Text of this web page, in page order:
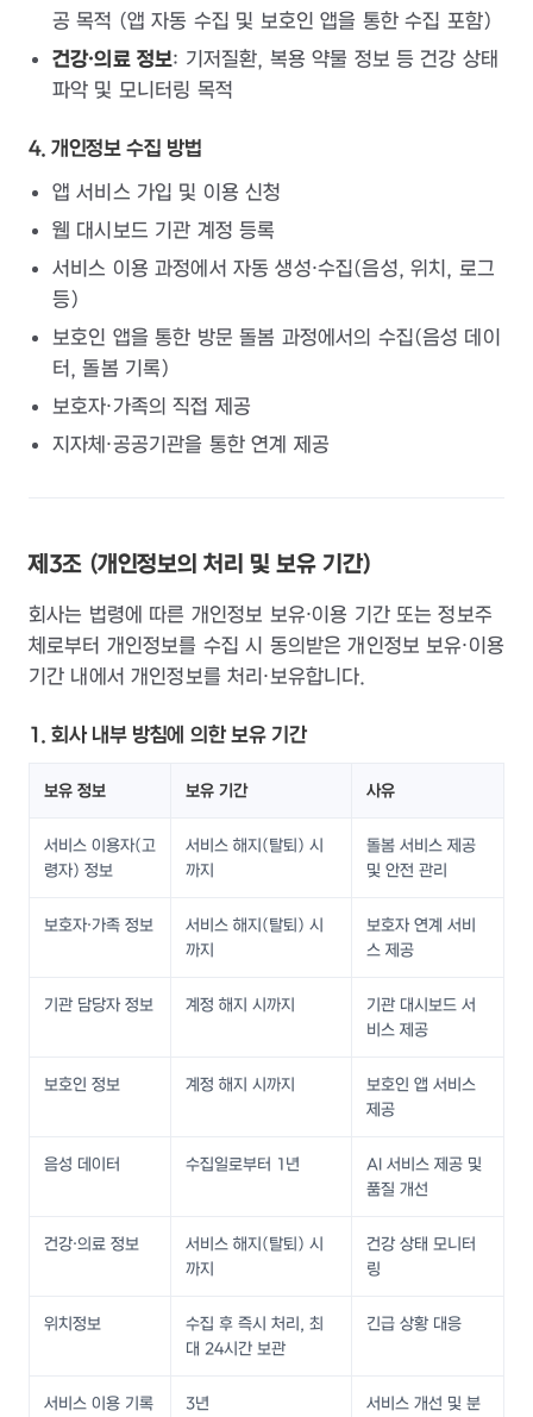
공 목적 (앱 자동 수집 및 보호인 앱을 통한 수집 포함)
건강·의료 정보: 기저질환, 복용 약물 정보 등 건강 상태
파악 및 모니터링 목적
4. 개인정보 수집 방법
앱 서비스 가입 및 이용 신청
웹 대시보드 기관 계정 등록
서비스 이용 과정에서 자동 생성·수집(음성, 위치, 로그
등)
보호인 앱을 통한 방문 돌봄 과정에서의 수집(음성 데이
터, 돌봄 기록)
보호자·가족의 직접 제공
지자체·공공기관을 통한 연계 제공
제3조 (개인정보의 처리 및 보유 기간)
회사는 법령에 따른 개인정보 보유·이용 기간 또는 정보주
체로부터 개인정보를 수집 시 동의받은 개인정보 보유·이용
기간 내에서 개인정보를 처리·보유합니다.
1. 회사 내부 방침에 의한 보유 기간
보유 정보 보유 기간 사유
서비스 이용자(고
령자) 정보
서비스 해지(탈퇴) 시
까지
돌봄 서비스 제공
및 안전 관리
보호자·가족 정보
서비스 해지(탈퇴) 시
까지
보호자 연계 서비
스 제공
기관 담당자 정보 계정 해지 시까지
기관 대시보드 서
비스 제공
보호인 정보 계정 해지 시까지
보호인 앱 서비스
제공
음성 데이터 수집일로부터 1년
AI 서비스 제공 및
품질 개선
건강·의료 정보
서비스 해지(탈퇴) 시
까지
건강 상태 모니터
링
위치정보
수집 후 즉시 처리, 최
대 24시간 보관
긴급 상황 대응
서비스 이용 기록
3년
서비스 개선 및 분